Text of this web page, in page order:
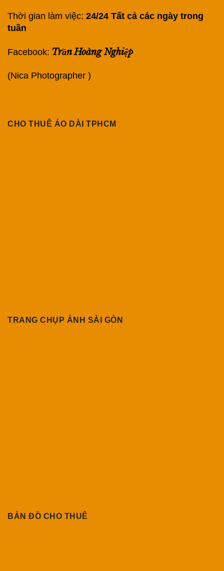
Thời gian làm việc: 24/24 Tất cả các ngày trong
tuần
Facebook: Trần Hoàng Nghiệp
(Nica Photographer )
CHO THUÊ ÁO DÀI TPHCM
TRANG CHỤP ẢNH SÀI GÒN
BẢN ĐỒ CHO THUÊ